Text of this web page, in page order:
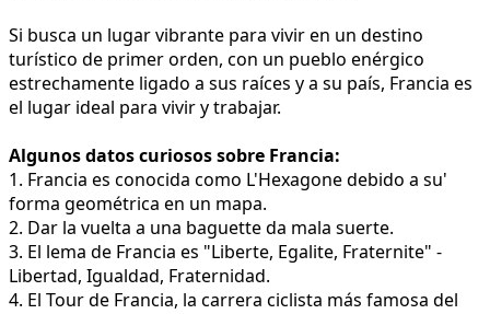
Si busca un lugar vibrante para vivir en un destino
turístico de primer orden, con un pueblo enérgico
estrechamente ligado a sus raíces y a su país, Francia es
el lugar ideal para vivir y trabajar.
Algunos datos curiosos sobre Francia:
1. Francia es conocida como L'Hexagone debido a su'
forma geométrica en un mapa.
2. Dar la vuelta a una baguette da mala suerte.
3. El lema de Francia es "Liberte, Egalite, Fraternite" -
Libertad, Igualdad, Fraternidad.
4. El Tour de Francia, la carrera ciclista más famosa del